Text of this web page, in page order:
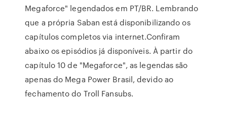
Megaforce" legendados em PT/BR. Lembrando
que a própria Saban está disponibilizando os
capítulos completos via internet.Confiram
abaixo os episódios já disponíveis. À partir do
capítulo 10 de "Megaforce", as legendas são
apenas do Mega Power Brasil, devido ao
fechamento do Troll Fansubs.